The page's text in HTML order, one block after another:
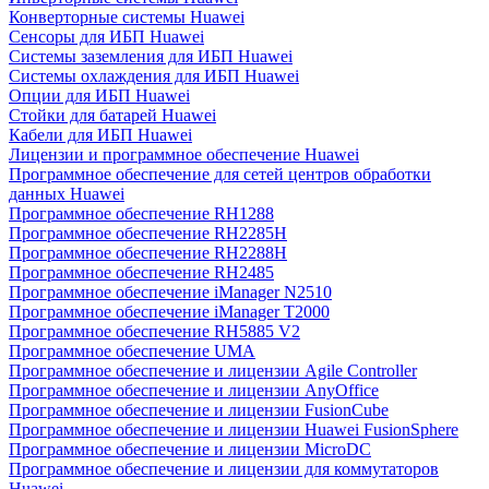
Конверторные системы Huawei
Сенсоры для ИБП Huawei
Системы заземления для ИБП Huawei
Системы охлаждения для ИБП Huawei
Опции для ИБП Huawei
Стойки для батарей Huawei
Кабели для ИБП Huawei
Лицензии и программное обеспечение Huawei
Программное обеспечение для сетей центров обработки
данных Huawei
Программное обеспечение RH1288
Программное обеспечение RH2285H
Программное обеспечение RH2288H
Программное обеспечение RH2485
Программное обеспечение iManager N2510
Программное обеспечение iManager T2000
Программное обеспечение RH5885 V2
Программное обеспечение UMA
Программное обеспечение и лицензии Agile Controller
Программное обеспечение и лицензии AnyOffice
Программное обеспечение и лицензии FusionCube
Программное обеспечение и лицензии Huawei FusionSphere
Программное обеспечение и лицензии MicroDC
Программное обеспечение и лицензии для коммутаторов